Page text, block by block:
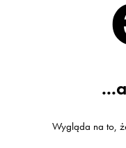
Wygląda na to,